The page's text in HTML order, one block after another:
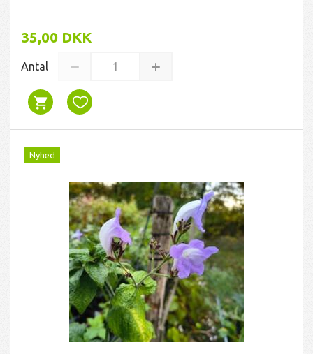
35,00 DKK
Antal
Nyhed